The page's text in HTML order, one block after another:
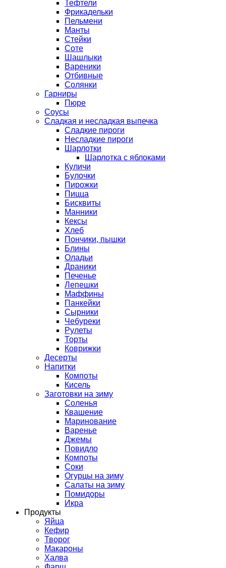
Тефтели
Фрикадельки
Пельмени
Манты
Стейки
Соте
Шашлыки
Вареники
Отбивные
Солянки
Гарниры
Пюре
Соусы
Сладкая и несладкая выпечка
Сладкие пироги
Несладкие пироги
Шарлотки
Шарлотка с яблоками
Куличи
Булочки
Пирожки
Пицца
Бисквиты
Манники
Кексы
Хлеб
Пончики, пышки
Блины
Оладьи
Драники
Печенье
Лепешки
Маффины
Панкейки
Сырники
Чебуреки
Рулеты
Торты
Коврижки
Десерты
Напитки
Компоты
Кисель
Заготовки на зиму
Соленья
Квашение
Маринование
Варенье
Джемы
Повидло
Компоты
Соки
Огурцы на зиму
Салаты на зиму
Помидоры
Икра
Продукты
Яйца
Кефир
Творог
Макароны
Халва